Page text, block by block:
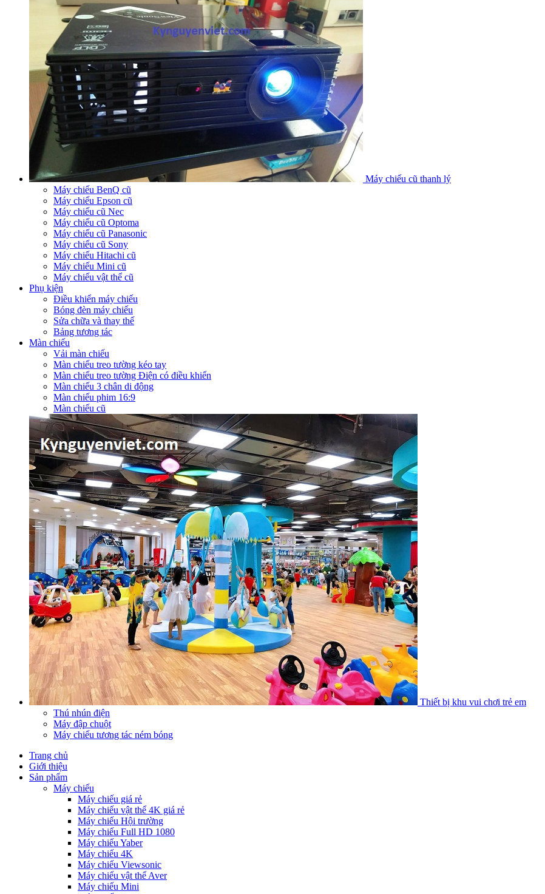
Máy chiếu cũ thanh lý
Máy chiếu BenQ cũ
Máy chiếu Epson cũ
Máy chiếu cũ Nec
Máy chiếu cũ Optoma
Máy chiếu cũ Panasonic
Máy chiếu cũ Sony
Máy chiếu Hitachi cũ
Máy chiếu Mini cũ
Máy chiếu vật thể cũ
Phụ kiện
Điều khiển máy chiếu
Bóng đèn máy chiếu
Sửa chữa và thay thế
Bảng tương tác
Màn chiếu
Vải màn chiếu
Màn chiếu treo tường kéo tay
Màn chiếu treo tường Điện có điều khiển
Màn chiếu 3 chân di động
Màn chiếu phim 16:9
Màn chiếu cũ
Thiết bị khu vui chơi trẻ em
Thú nhún điện
Máy đập chuột
Máy chiếu tương tác ném bóng
Trang chủ
Giới thiệu
Sản phẩm
Máy chiếu
Máy chiếu giá rẻ
Máy chiếu vật thể 4K giá rẻ
Máy chiếu Hội trường
Máy chiếu Full HD 1080
Máy chiếu Yaber
Máy chiếu 4K
Máy chiếu Viewsonic
Máy chiếu vật thể Aver
Máy chiếu Mini